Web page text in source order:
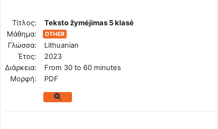
Tίτλος:
Teksto žymėjimas 5 klasė
Μάθημα:
OTHER
Γλώσσα:
Lithuanian
Έτος:
2023
Διάρκεια:
From 30 to 60 minutes
Mορφή:
PDF